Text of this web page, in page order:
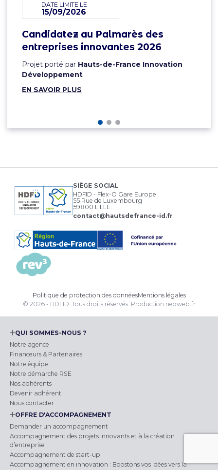
Candidatez au Palmarès des
entreprises innovantes 2026
DATE LIMITE LE
15/09/2026
Projet porté par Hauts-de-France Innovation
Développement
EN SAVOIR PLUS
SIÈGE SOCIAL
HDFID - Flex-O Gare Europe
55 Rue de Luxembourg
59800 LILLE
contact@hautsdefrance-id.fr
Politique de protection des donnéesMentions légales
© 2026 - HDFID. Tous droits réservés. Production neoweb.fr
QUI SOMMES-NOUS ?
Notre agence
Financeurs & Partenaires
Notre équipe
Notre démarche RSE
Nos adhérents
Devenir adhérent
Nous contacter
OFFRE D'ACCOMPAGNEMENT
Demander un accompagnement
Accompagnement des projets innovants et à la création
d’entreprise
Accompagnement de start-up
Accompagnement en innovation : Boostons vos idées vers la